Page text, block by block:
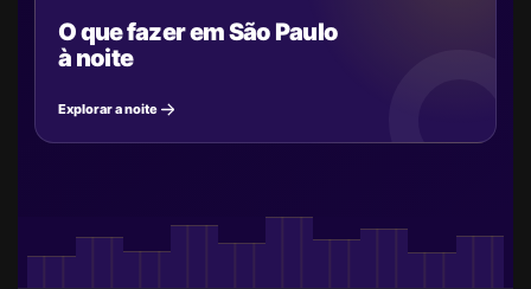
O que fazer em São Paulo
à noite
Explorar a noite